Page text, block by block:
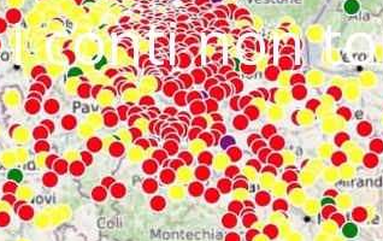
I conti non